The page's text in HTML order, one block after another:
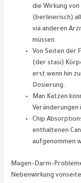
die Wirkung
(berlinerisch)
via anderen
müssen.
Von Seiten der
(der stasi)
erst wenn hin
Dosierung.
Man Katzen
Chip
enthaltenen
aufgenommen
Magen-Darm-
Nebenwirkung